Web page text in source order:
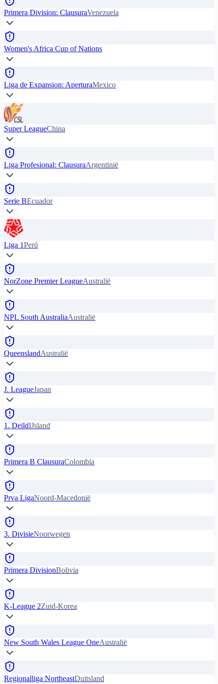
Primera Division: ClausuraVenezuela
Women's Africa Cup of Nations
Liga de Expansion: AperturaMexico
Super LeagueChina
Liga Profesional: ClausuraArgentinië
Serie BEcuador
Liga 1Perú
NorZone Premier LeagueAustralië
NPL South AustraliaAustralië
QueenslandAustralië
J. LeagueJapan
1. DeildIJsland
Primera B ClausuraColombia
Prva LigaNoord-Macedonië
3. DivisieNoorwegen
Primera DivisionBolivia
K-League 2Zuid-Korea
New South Wales League OneAustralië
Regionalliga NortheastDuitsland